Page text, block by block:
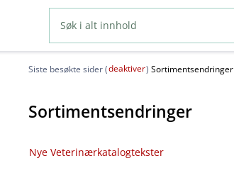
Siste besøkte sider (deaktiver) Sortimentsendringer
Sortimentsendringer
Nye Veterinærkatalogtekster